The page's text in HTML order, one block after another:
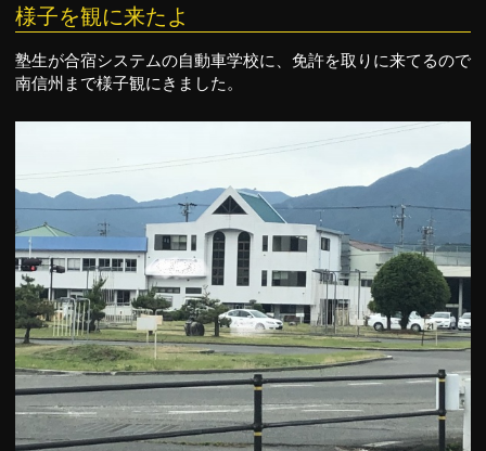
様子を観に来たよ
塾生が合宿システムの自動車学校に、免許を取りに来てるので
南信州まで様子観にきました。